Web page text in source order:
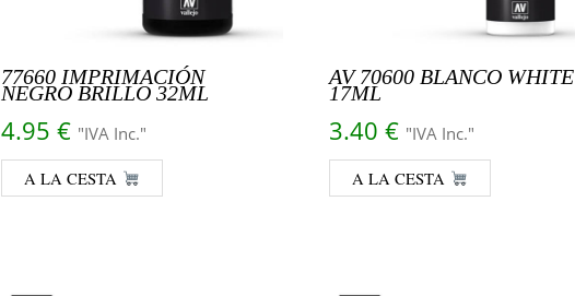
77660 IMPRIMACIÓN
NEGRO BRILLO 32ML
4.95 € "IVA Inc."
A LA CESTA
AV 70600 BLANCO WHITE
17ML
3.40 € "IVA Inc."
A LA CESTA